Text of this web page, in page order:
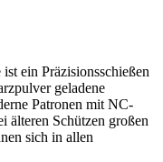
ein Präzisionsschießen
geladene
Patronen mit NC-
älteren Schützen großen
sich in allen